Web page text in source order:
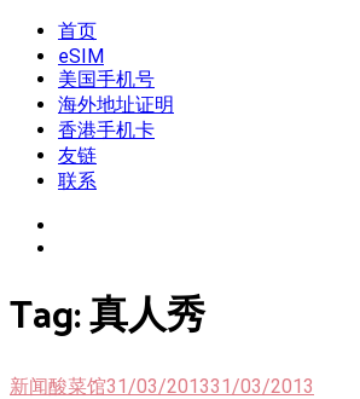
Skip
content
我是王掌柜
新闻酸菜馆|极客电台|自媒体联盟
首页
eSIM
美国手机号
海外地址证明
香港手机卡
友链
联系
Tag:真人秀
新闻酸菜馆31/03/201331/03/2013